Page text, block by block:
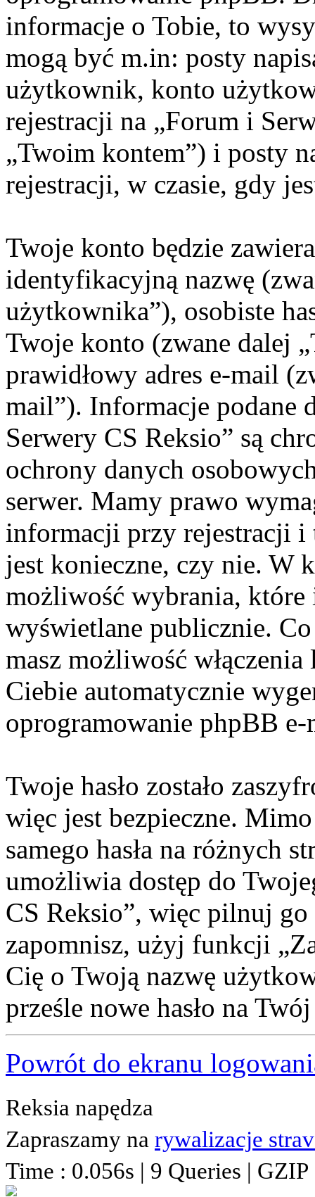
informacje o Tobie, to
mogą być m.in: posty
użytkownik, konto
rejestracji na „Forum i
„Twoim kontem”) i posty
rejestracji, w czasie, gdy
Twoje konto będzie
identyfikacyjną nazwę
użytkownika”), osobiste
Twoje konto (zwane dalej
prawidłowy adres e-mail
mail”). Informacje podane
Serwery CS Reksio” są
ochrony danych
serwer. Mamy prawo
informacji przy rejestracji i
jest konieczne, czy nie. W
możliwość wybrania,
wyświetlane publicznie.
masz możliwość
Ciebie automatycznie
oprogramowanie phpBB
Twoje hasło zostało
więc jest bezpieczne.
samego hasła na różnych
umożliwia dostęp do
CS Reksio”, więc pilnuj
zapomnisz, użyj funkcji
Cię o Twoją nazwę
prześle nowe hasło na
Powrót do ekranu
Reksia napędza
Zapraszamy na rywalizacje
Time : 0.056s | 9 Queries |